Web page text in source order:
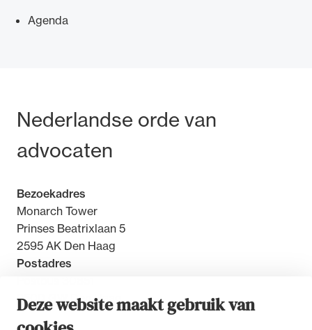
Deze website maakt gebruik van
Agenda
Bezoek- en postadres
Nederlandse orde van
advocaten
Bezoekadres
Monarch Tower
Prinses Beatrixlaan 5
2595 AK Den Haag
Postadres
2500 GW Den Haag
beroepsuitoefening: van de advocatenpas tot